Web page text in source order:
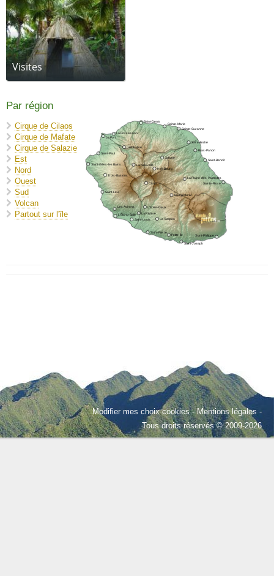
Visites
Par région
Cirque de Cilaos
Cirque de Mafate
Cirque de Salazie
Est
Nord
Ouest
Sud
Volcan
Partout sur l'île
Bourg Murat
Bras-Panon
Cilaos
Dos D'Ane
Hell-Bourg
L'Étang-Salé
L'Entre-Deux
La Nouvelle
La Plaine-des-Palmistes
La Possession
La Rivière
Le Port
Le Tampon
Les Avirons
Petite-Île
Saint-André
Saint-Benoît
Saint-Denis
Saint-Gilles-les Bains
Saint-Joseph
Saint-Leu
Saint-Louis
Saint-Paul
Saint-Philippe
Saint-Pierre
Sainte-Marie
Sainte-Rose
Sainte-Suzanne
Salazie
Trois-Bassins
Modifier mes choix cookies-Mentions légales -
Tous droits réservés © 2009-2026